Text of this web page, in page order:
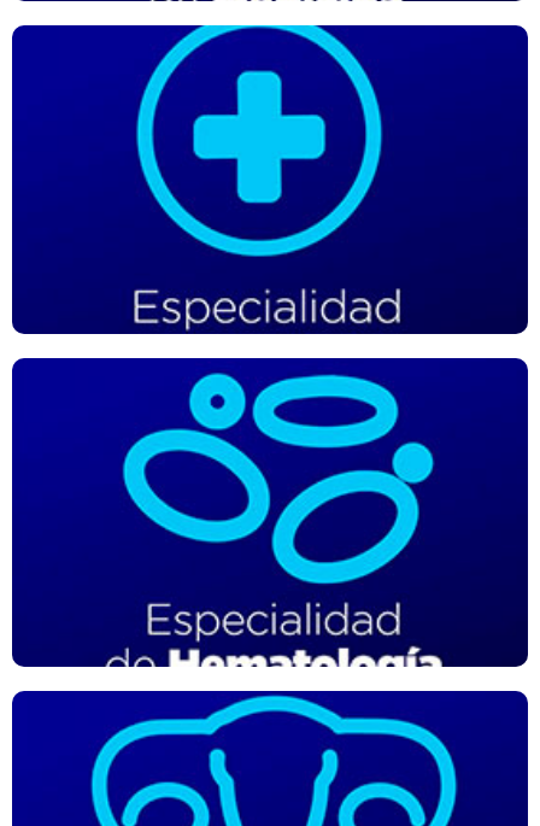
Especialidad de Medicina Intensiva
Es la especialidad médica que trata a los paciente críticos
que actualmente tienen o tienen riesgo de padecer una
enfermedad que pueda poner en riesgo su vida.
Especialidad de Hematolog�a
Tratamiento de los pacientes con enfermedades
hematológicas, para ello se encarga del estudio e
investigación de la sangre y los órganos hematopoyéticos
(médula ósea, ganglios linfáticos, bazo, etc) tanto sanos
como enfermos.
Especialidad de Ginecología y Obstetricia